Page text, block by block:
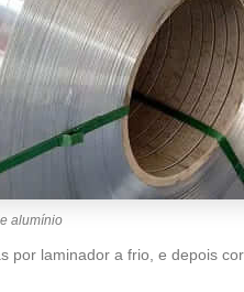
alumínio
laminador a frio, e depois